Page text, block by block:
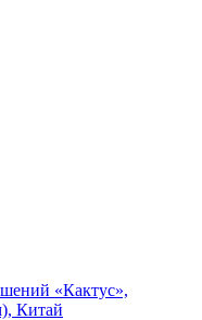
«Кактус»,
Китай